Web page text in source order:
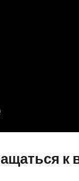
к